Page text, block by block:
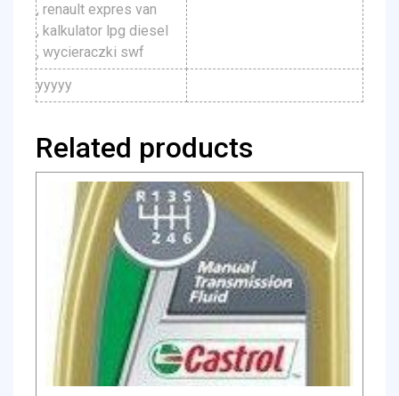
, renault expres van
, kalkulator lpg diesel
, wycieraczki swf
yyyyy
Related products